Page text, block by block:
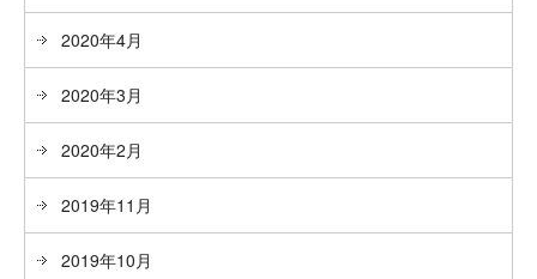
2020年4月
2020年3月
2020年2月
2019年11月
2019年10月